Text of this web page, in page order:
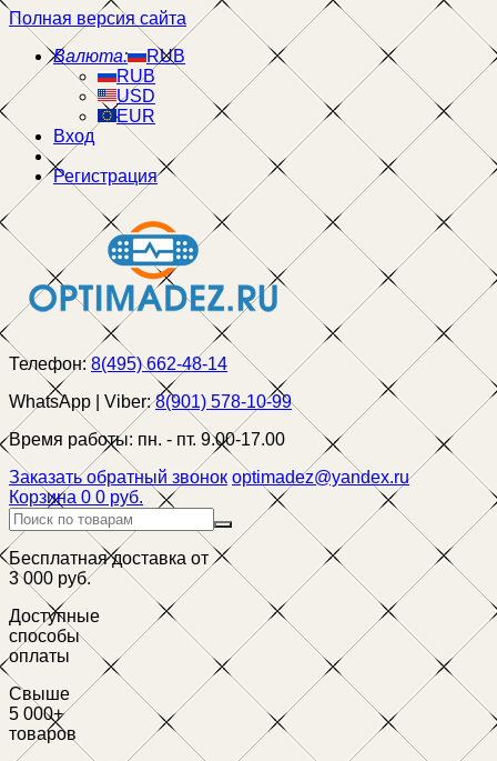
Полная версия сайта
Валюта:
RUB
RUB
USD
EUR
Вход
Регистрация
Телефон:8(495) 662-48-14
WhatsApp | Viber:8(901) 578-10-99
Время работы: пн. - пт. 9.00-17.00
Заказать обратный звонок optimadez@yandex.ru
Корзина 0 0 руб.
Бесплатная доставка от
3 000 руб.
Доступные
способы
оплаты
Свыше
5 000+
товаров